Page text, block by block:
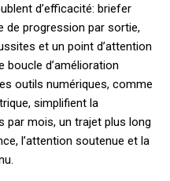
d’efficacité: briefer
de progression par sortie,
et un point d’attention
boucle d’amélioration
outils numériques, comme
simplifient la
par mois, un trajet plus long
l’attention soutenue et la